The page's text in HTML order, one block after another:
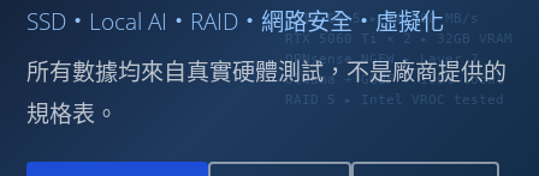
SSD・Local AI・RAID・網路安全・虛擬化
所有數據均來自真實硬體測試，不是廠商提供的
規格表。
PCIe Gen5 ▸ 14,800 MB/s
RTX 5060 Ti × 2 ▸ 32GB VRAM
OPNsense NGFW ▸ Layer 7
Ollama + GGUF ▸ 100% local
RAID 5 ▸ Intel VROC tested